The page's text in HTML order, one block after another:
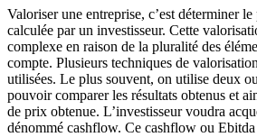
Valoriser une entreprise, c’est déterminer
calculée par un investisseur. Cette
complexe en raison de la pluralité des
compte. Plusieurs techniques de
utilisées. Le plus souvent, on utilise deux
pouvoir comparer les résultats obtenus et
de prix obtenue. L’investisseur voudra
dénommé cashflow. Ce cashflow ou